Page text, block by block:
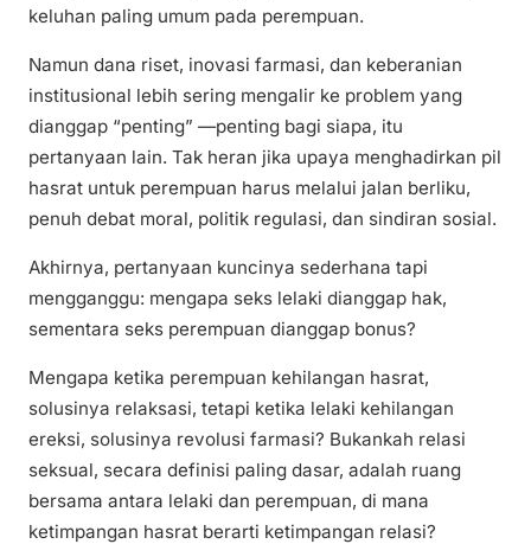
keluhan paling umum pada perempuan.
Namun dana riset, inovasi farmasi, dan keberanian
institusional lebih sering mengalir ke problem yang
dianggap “penting” —penting bagi siapa, itu
pertanyaan lain. Tak heran jika upaya menghadirkan pil
hasrat untuk perempuan harus melalui jalan berliku,
penuh debat moral, politik regulasi, dan sindiran sosial.
Akhirnya, pertanyaan kuncinya sederhana tapi
mengganggu: mengapa seks lelaki dianggap hak,
sementara seks perempuan dianggap bonus?
Mengapa ketika perempuan kehilangan hasrat,
solusinya relaksasi, tetapi ketika lelaki kehilangan
ereksi, solusinya revolusi farmasi? Bukankah relasi
seksual, secara definisi paling dasar, adalah ruang
bersama antara lelaki dan perempuan, di mana
ketimpangan hasrat berarti ketimpangan relasi?